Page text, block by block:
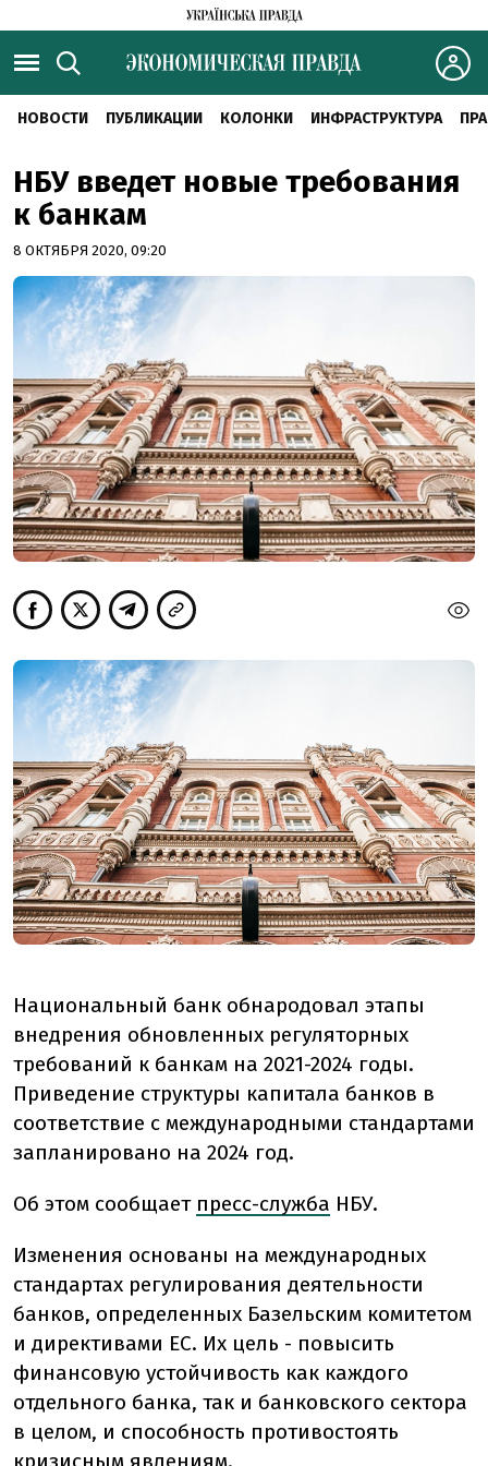
НОВОСТИ ПУБЛИКАЦИИ КОЛОНКИ ИНФРАСТРУКТУРА
НБУ введет новые требования
к банкам
8 ОКТЯБРЯ 2020, 09:20
Национальный банк обнародовал этапы
внедрения обновленных регуляторных
требований к банкам на 2021-2024 годы.
Приведение структуры капитала банков в
соответствие с международными стандартами
запланировано на 2024 год.
Об этом сообщает пресс-служба НБУ.
Изменения основаны на международных
стандартах регулирования деятельности
банков, определенных Базельским комитетом
и директивами ЕС. Их цель - повысить
финансовую устойчивость как каждого
отдельного банка, так и банковского сектора
в целом, и способность противостоять